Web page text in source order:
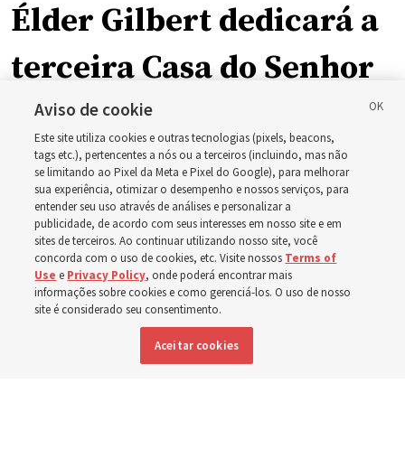
Élder Gilbert dedicará a
terceira Casa do Senhor
em Wyoming
A dedicação do Templo Cody Wyoming em outubro será
a primeira realizada por Élder Clark G. Gilbert
7 agosto 2026, 2:40 p.m. MDT Compartilhar
Aviso de cookie
Este site utiliza cookies e outras tecnologias (pixels, beacons,
tags etc.), pertencentes a nós ou a terceiros (incluindo, mas não
se limitando ao Pixel da Meta e Pixel do Google), para melhorar
sua experiência, otimizar o desempenho e nossos serviços, para
entender seu uso através de análises e personalizar a
publicidade, de acordo com seus interesses em nosso site e em
sites de terceiros. Ao continuar utilizando nosso site, você
concorda com o uso de cookies, etc. Visite nossos Terms of
Use e Privacy Policy, onde poderá encontrar mais
informações sobre cookies e como gerenciá-los. O uso de nosso
site é considerado seu consentimento.
Aceitar cookies